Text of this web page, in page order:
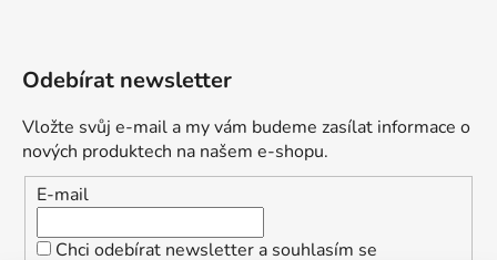
Odebírat newsletter
Vložte svůj e-mail a my vám budeme zasílat informace o
nových produktech na našem e-shopu.
E-mail
Chci odebírat newsletter a souhlasím se